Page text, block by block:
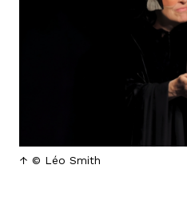
© Léo Smith